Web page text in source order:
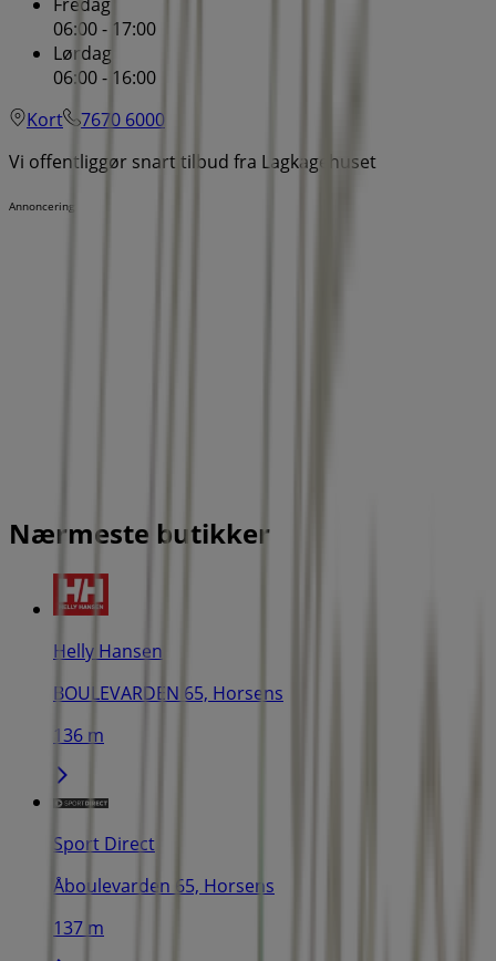
06:00 - 17:00
Lørdag
06:00 - 16:00
Kort
7670 6000
Vi offentliggør snart tilbud fra Lagkagehuset
Annoncering
Nærmeste butikker
Helly Hansen
BOULEVARDEN 65, Horsens
136 m
Sport Direct
Åboulevarden 65, Horsens
137 m